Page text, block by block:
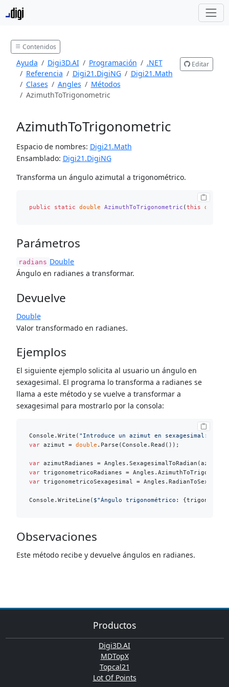
Contenidos
Ayuda Digi3D.AI Programación
.NET
Referencia
Digi21.DigiNG
Digi21.Math
Clases
Angles
Métodos
AzimuthToTrigonometric
Editar
AzimuthToTrigonometric
Espacio de nombres: Digi21.Math
Ensamblado: Digi21.DigiNG
Transforma un ángulo azimutal a trigonométrico.
public static double AzimuthToTrigonometric (this double
Parámetros
radians Double
Ángulo en radianes a transformar.
Devuelve
Double
Valor transformado en radianes.
Ejemplos
El siguiente ejemplo solicita al usuario un ángulo en
sexagesimal. El programa lo transforma a radianes se
llama a este método y se vuelve a transformar a
sexagesimal para mostrarlo por la consola:
Console.Write( "Introduce un azimut en sexagesimal: "
var azimut = double .Parse(Console.Read());
var
var
var trigonometricoSexagesimal =
Console.WriteLine( $"Ángulo trigonométrico:
Observaciones
Este método recibe y devuelve ángulos en radianes.
Productos
Digi3D.AI
MDTopX
Topcal21
Lot Of Points